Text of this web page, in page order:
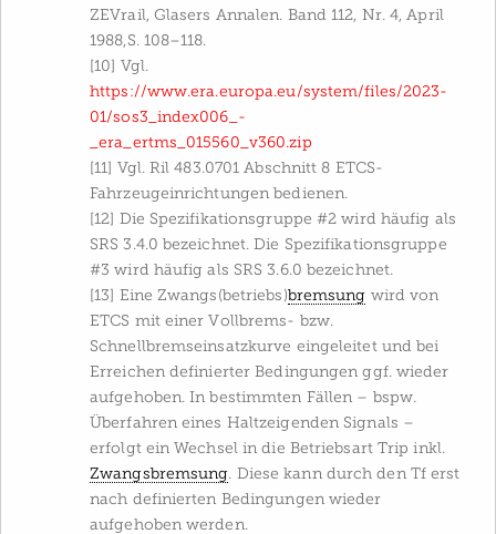
ZEVrail, Glasers Annalen. Band 112, Nr. 4, April
1988,S. 108–118.
[10] Vgl.
https://www.era.europa.eu/system/files/2023-
01/sos3_index006_-
_era_ertms_015560_v360.zip
[11] Vgl. Ril 483.0701 Abschnitt 8 ETCS-
Fahrzeugeinrichtungen bedienen.
[12] Die Spezifikationsgruppe #2 wird häufig als
SRS 3.4.0 bezeichnet. Die Spezifikationsgruppe
#3 wird häufig als SRS 3.6.0 bezeichnet.
[13] Eine Zwangs(betriebs)bremsung wird von
ETCS mit einer Vollbrems- bzw.
Schnellbremseinsatzkurve eingeleitet und bei
Erreichen definierter Bedingungen ggf. wieder
aufgehoben. In bestimmten Fällen – bspw.
Überfahren eines Haltzeigenden Signals –
erfolgt ein Wechsel in die Betriebsart Trip inkl.
Zwangsbremsung . Diese kann durch den Tf erst
nach definierten Bedingungen wieder
aufgehoben werden.